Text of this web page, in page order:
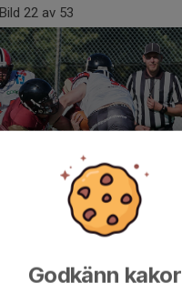
Bild 22 av 53
Godkänn kakor